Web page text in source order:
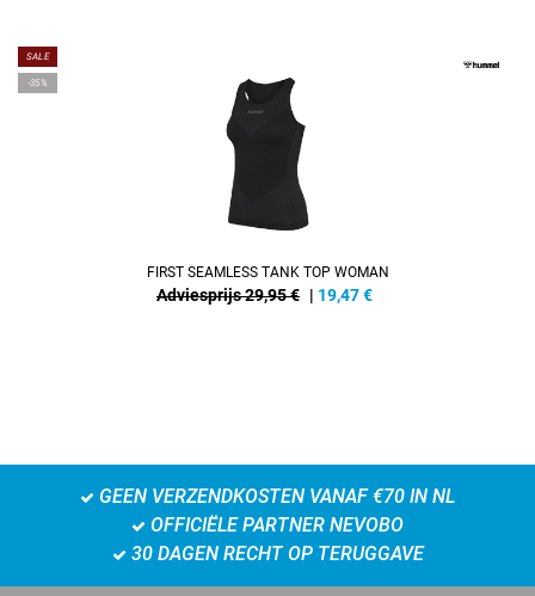
SALE
-35%
FIRST SEAMLESS TANK TOP WOMAN
Adviesprijs 29,95 € | 19,47€
GEEN VERZENDKOSTEN VANAF €70 IN NL
OFFICIËLE PARTNER NEVOBO
30 DAGEN RECHT OP TERUGGAVE